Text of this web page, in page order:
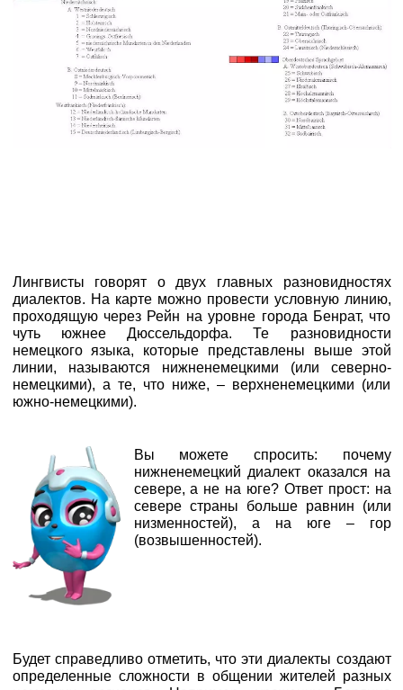
Лингвисты говорят о двух главных разновидностях
диалектов. На карте можно провести условную линию,
проходящую через Рейн на уровне города Бенрат, что
чуть южнее Дюссельдорфа. Те разновидности
немецкого языка, которые представлены выше этой
линии, называются нижненемецкими (или северно-
немецкими), а те, что ниже, – верхненемецкими (или
южно-немецкими).
Вы можете спросить: почему
нижненемецкий диалект оказался на
севере, а не на юге? Ответ прост: на
севере страны больше равнин (или
низменностей), а на юге – гор
(возвышенностей).
Будет справедливо отметить, что эти диалекты создают
определенные сложности в общении жителей разных